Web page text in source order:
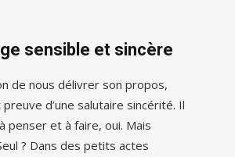
sensible et sincère
de nous délivrer son propos,
preuve d’une salutaire sincérité. Il
penser et à faire, oui. Mais
? Dans des petits actes